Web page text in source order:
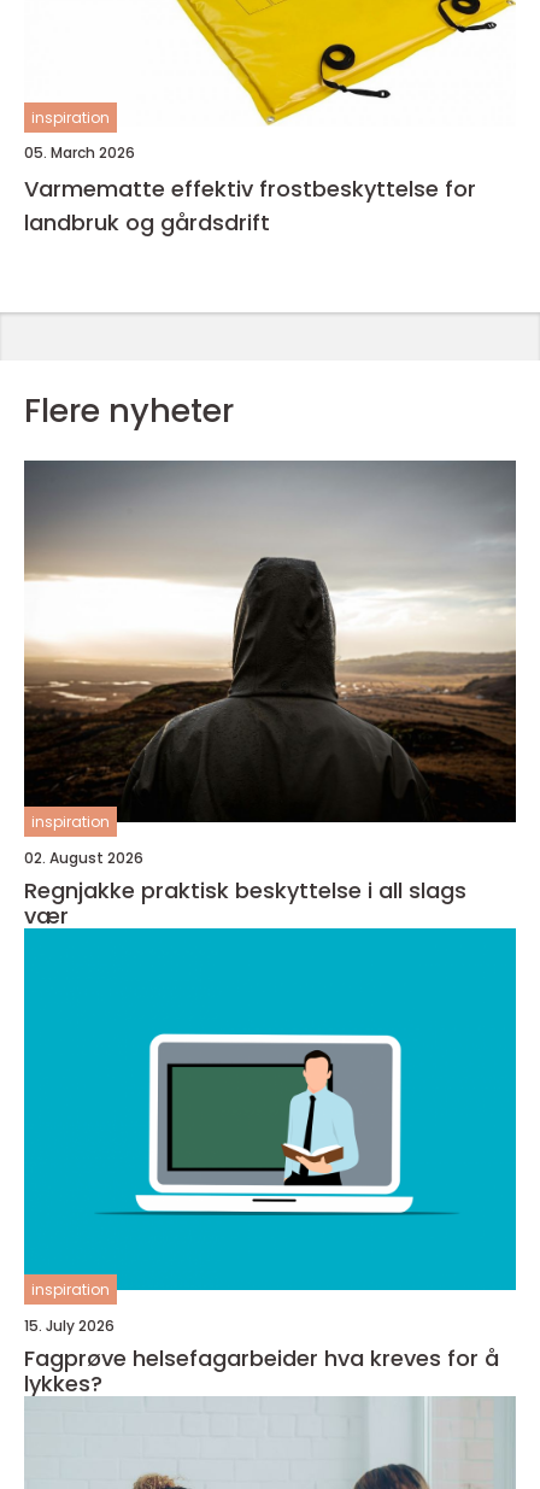
inspiration
05. March 2026
Varmematte effektiv frostbeskyttelse for
landbruk og gårdsdrift
Flere nyheter
inspiration
02. August 2026
Regnjakke praktisk beskyttelse i all slags
vær
inspiration
15. July 2026
Fagprøve helsefagarbeider hva kreves for å
lykkes?